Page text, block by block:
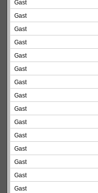
Gast
Gast
Gast
Gast
Gast
Gast
Gast
Gast
Gast
Gast
Gast
Gast
Gast
Gast
Gast